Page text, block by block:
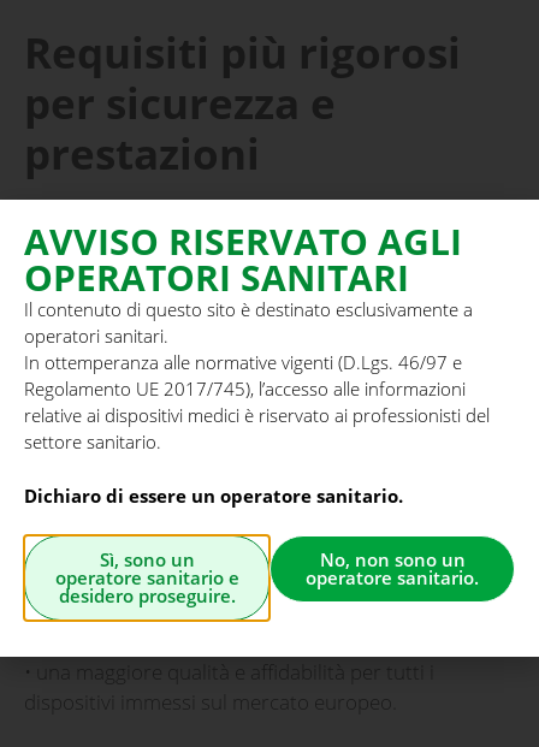
Requisiti più rigorosi
per sicurezza e
prestazioni
delle precedenti direttive, ma introduce requisiti più
stringenti per garantire la sicurezza e le prestazioni
dei dispositivi lungo l’intero ciclo di vita del prodotto.
Le principali novità riguardano:
• un monitoraggio post-vendita e costante e
del mercato più efficaci;
• una tracciabilità avanzata tramite l’identificativo
unico del dispositivo (UDI), che permette di seguire
ogni prodotto dalla produzione all’utilizzo finale;
• una maggiore qualità e affidabilità per tutti i
dispositivi immessi sul mercato europeo.
AVVISO RISERVATO AGLI
OPERATORI SANITARI
Il contenuto di questo sito è destinato esclusivamente a
operatori sanitari.
In ottemperanza alle normative vigenti (D.Lgs. 46/97 e
Regolamento UE 2017/745), l’accesso alle informazioni
relative ai dispositivi medici è riservato ai professionisti del
settore sanitario.
Dichiaro di essere un operatore sanitario.
Sì, sono un
operatore sanitario e
desidero proseguire.
No, non sono un
operatore sanitario.